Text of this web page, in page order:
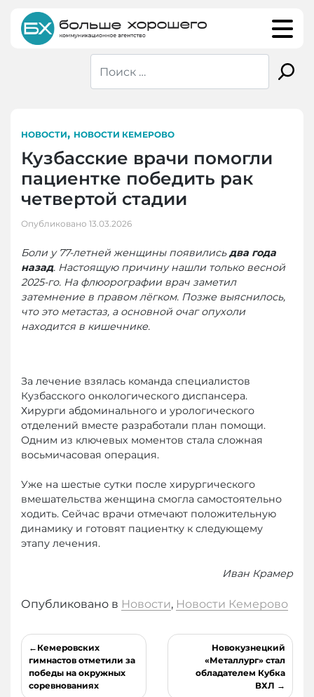
content
НОВОСТИ, НОВОСТИ КЕМЕРОВО
Кузбасские врачи помогли
пациентке победить рак
четвертой стадии
Опубликовано 13.03.2026
Боли у 77-летней женщины появилисьдва года
назад. Настоящую причину нашли только весной
2025-го. На флюорографии врач заметил
затемнение в правом лёгком. Позже выяснилось,
что это метастаз, а основной очаг опухоли
находится в кишечнике.
За лечение взялась команда специалистов
Кузбасского онкологического диспансера.
Хирурги абдоминального и урологического
отделений вместе разработали план помощи.
Одним из ключевых моментов стала сложная
восьмичасовая операция.
Уже на шестые сутки после хирургического
вмешательства женщина смогла самостоятельно
ходить. Сейчас врачи отмечают положительную
динамику и готовят пациентку к следующему
этапу лечения.
Иван Крамер
Опубликовано в Новости, Новости Кемерово
Навигация
по
записям
Кемеровских
гимнастов отметили за
победы на окружных
соревнованиях
Новокузнецкий
«Металлург» стал
обладателем Кубка
ВХЛ